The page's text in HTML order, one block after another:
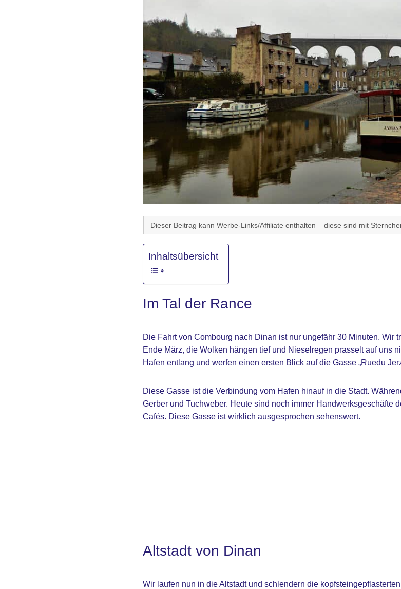
Dieser Beitrag kann Werbe-Links/Affiliate enthalten – diese sind mit
Inhaltsübersicht
Im Tal der Rance
Die Fahrt von Combourg nach Dinan ist nur ungefähr 30 Minuten. Wir
Ende März, die Wolken hängen tief und Nieselregen prasselt auf uns
Hafen entlang und werfen einen ersten Blick auf die Gasse „Ruedu
Diese Gasse ist die Verbindung vom Hafen hinauf in die Stadt.
Gerber und Tuchweber. Heute sind noch immer Handwerksgeschäfte
Cafés. Diese Gasse ist wirklich ausgesprochen sehenswert.
Altstadt von Dinan
Wir laufen nun in die Altstadt und schlendern die